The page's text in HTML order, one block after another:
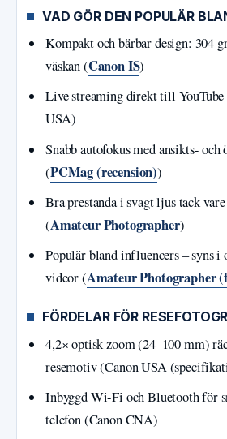
VAD GÖR DEN POPULÄR
Kompakt och bärbar design: 304
väskan (Canon IS)
Live streaming direkt till
USA)
Snabb autofokus med ansikts- och
(PCMag (recension))
Bra prestanda i svagt ljus tack
(Amateur Photographer)
Populär bland influencers – syns i
videor (Amateur Photographer
FÖRDELAR FÖR
4,2× optisk zoom (24–100 mm)
resemotiv (Canon USA
Inbyggd Wi-Fi och Bluetooth för
telefon (Canon CNA)